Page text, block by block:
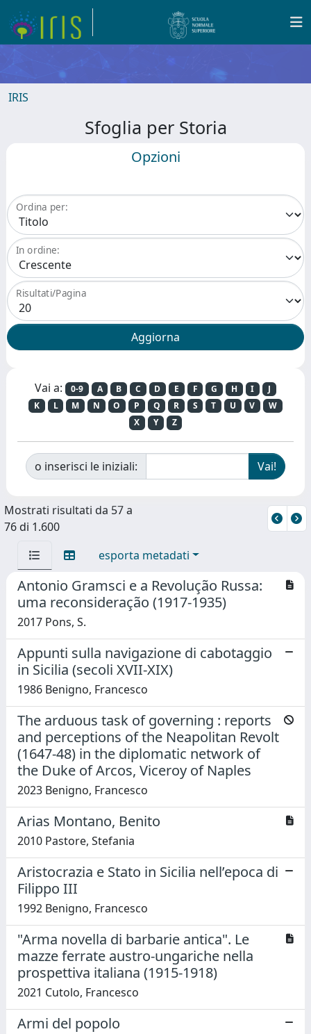
IRIS
Sfoglia per Storia
Opzioni
Ordina per:
In ordine:
Risultati/Pagina
Vai a: 0-9 A B C D E F G H I
J
K
L M N O P Q R S T U V
W
X
Y Z
o inserisci le iniziali:
Mostrati risultati da 57 a
76 di 1.600
esporta metadati
Antonio Gramsci e a Revolução Russa:
uma reconsideração (1917-1935)
2017 Pons, S.
Appunti sulla navigazione di cabotaggio
in Sicilia (secoli XVII-XIX)
1986 Benigno, Francesco
The arduous task of governing : reports
and perceptions of the Neapolitan Revolt
(1647-48) in the diplomatic network of
the Duke of Arcos, Viceroy of Naples
2023 Benigno, Francesco
Arias Montano, Benito
2010 Pastore, Stefania
Aristocrazia e Stato in Sicilia nell’epoca di
Filippo III
1992 Benigno, Francesco
"Arma novella di barbarie antica". Le
mazze ferrate austro-ungariche nella
prospettiva italiana (1915-1918)
2021 Cutolo, Francesco
Armi del popolo